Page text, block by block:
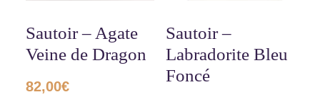
Sautoir – Agate
Veine de Dragon
82,00€
Sautoir –
Labradorite Bleu
Foncé